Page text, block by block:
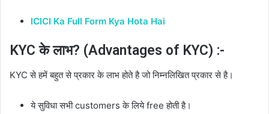
ICICI Ka Full Form Kya Hota Hai
KYC के लाभ? (Advantages of KYC) :-
KYC से हमें बहुत से प्रकार के लाभ होते है जो निम्नलिखित प्रकार से है।
ये सुविधा सभी customers के लिये free होती है।